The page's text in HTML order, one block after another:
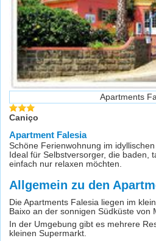
Apartments
Caniço
Apartment Falesia
Schöne Ferienwohnung im
Ideal für Selbstversorger, die baden,
einfach nur relaxen möchten.
Allgemein zu den
Die Apartments Falesia liegen im
Baixo an der sonnigen Südküste von
In der Umgebung gibt es mehrere
kleinen Supermarkt.